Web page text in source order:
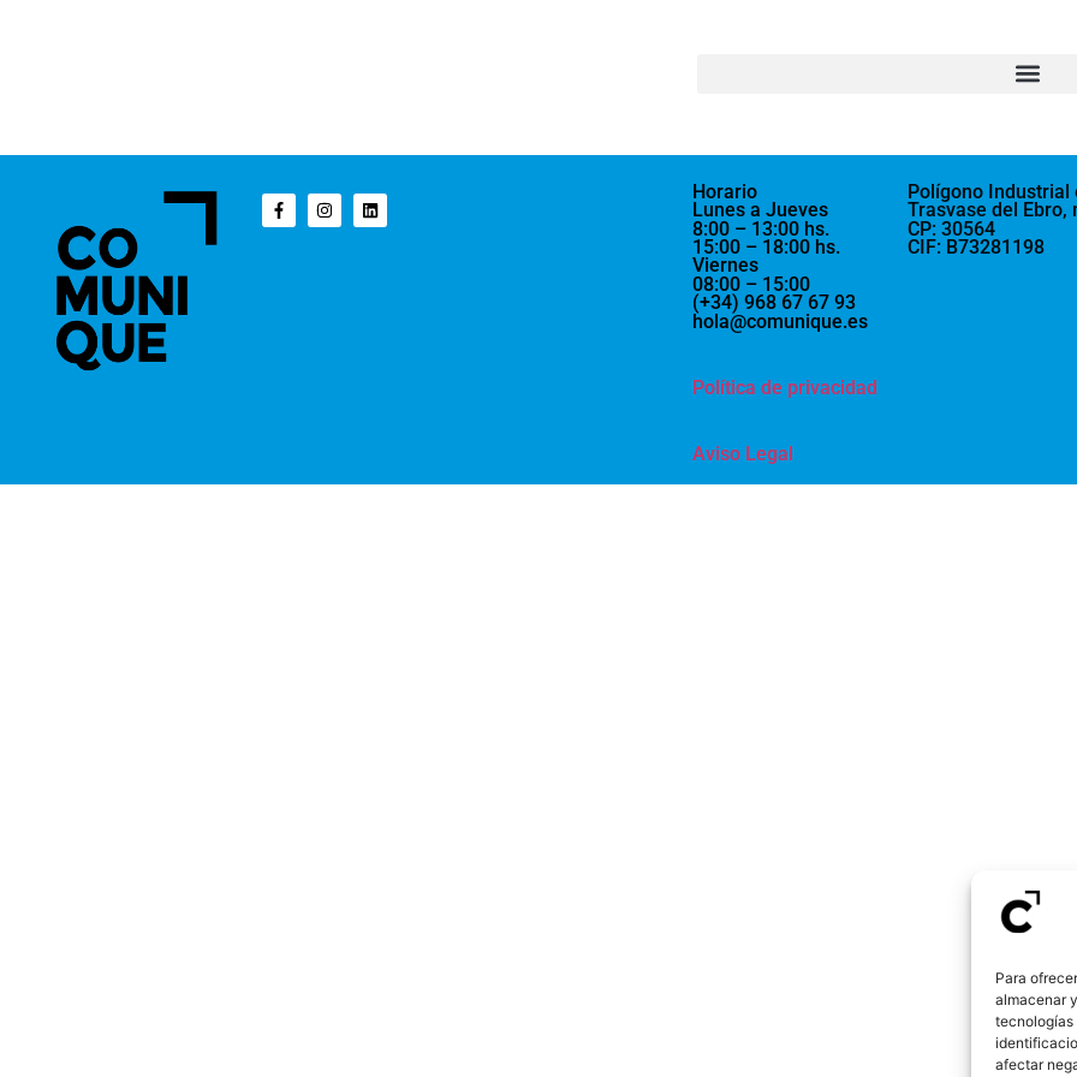
Para
almacenar
tecnologías
afectar
Horario
Lunes a Jueves
8:00 – 13:00 hs.
15:00 – 18:00 hs.
Viernes
08:00 – 15:00
(+34) 968 67 67 93
hola@comunique.es
Política de privacidad
Aviso Legal
Polígono Industrial
Trasvase del Ebro,
CP: 30564
CIF: B73281198